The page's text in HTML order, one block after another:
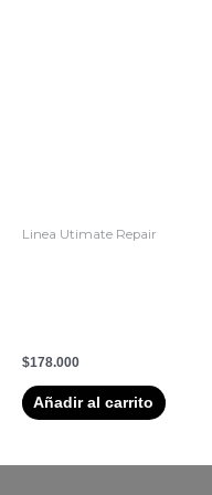
Linea Utimate Repair
$178.000
Añadir al carrito